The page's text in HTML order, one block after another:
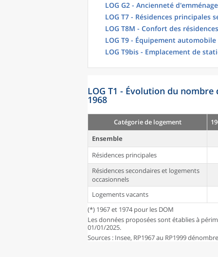
LOG G2 - Ancienneté
LOG T7 - Résidences
LOG T8M - Confort des
LOG T9 - Équipement automobile
LOG T9bis - Emplacement de
LOG T1 - Évolution du
1968
Catégorie de logement
Ensemble
Résidences principales
Résidences secondaires et logements
occasionnels
Logements vacants
(*) 1967 et 1974 pour les DOM
Les données proposées sont établies à
01/01/2025.
Sources : Insee, RP1967 au RP1999